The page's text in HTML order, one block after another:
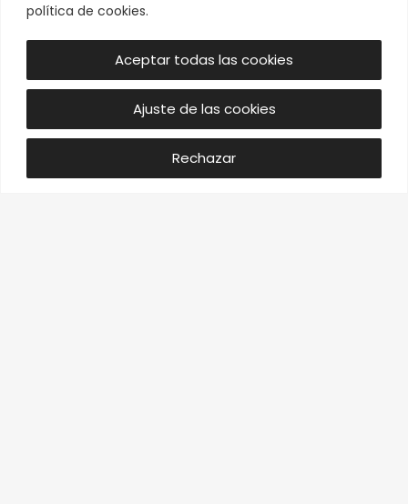
política de cookies.
Ajuste de las cookies
Rechazar
Aceptar todas las cookies
Horario Invierno
De Lunes a viernes
10:30h a 14:00h y de 17:00h a 20:30h
Sábado:
10:30h a 15:00h y de 17:00h a 20:30h
Domingos:
Cerrado